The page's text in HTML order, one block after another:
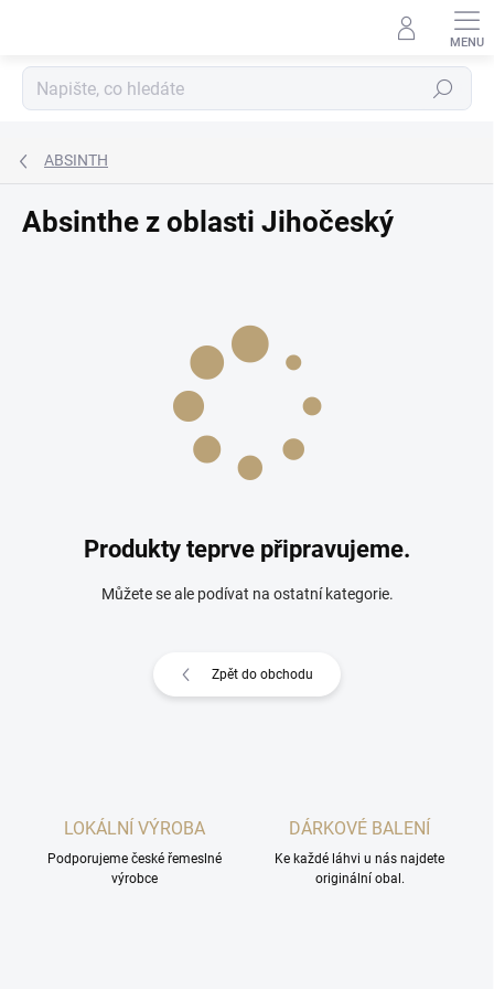
Hledat
ABSINTH
Absinthe z oblasti Jihočeský
Produkty teprve připravujeme.
Můžete se ale podívat na ostatní kategorie.
Zpět do obchodu
LOKÁLNÍ VÝROBA
Podporujeme české řemeslné
výrobce
DÁRKOVÉ BALENÍ
Ke každé láhvi u nás najdete
originální obal.